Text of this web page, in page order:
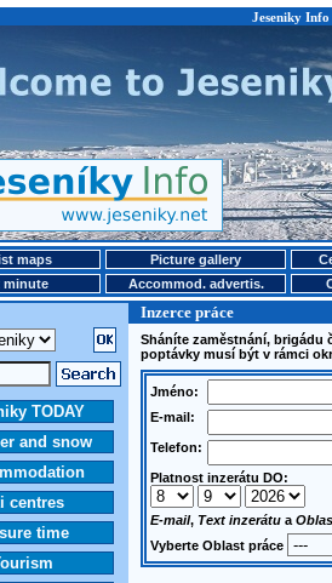
Jeseniky
maps Picture gallery
minute
Accommod. advertis.
Inzerce práce
TODAY
and snow
centres
time
Sháníte zaměstnání, brigádu
poptávky musí být v rámci
Jméno:
E-mail:
Telefon:
Platnost inzerátu DO:
E-mail, Text inzerátu a
Vyberte Oblast práce